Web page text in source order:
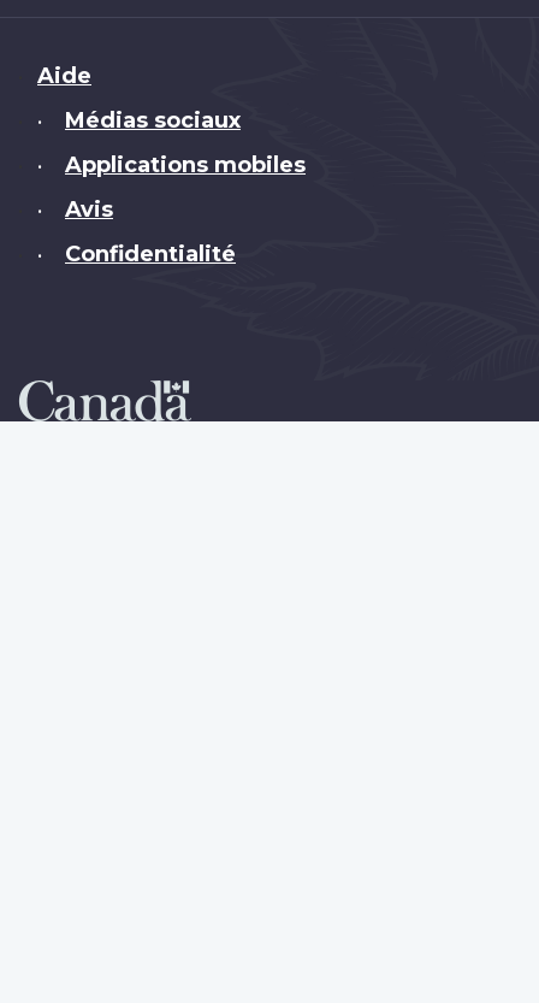
Brand
Aide
• Médias sociaux
• Applications mobiles
• Avis
• Confidentialité